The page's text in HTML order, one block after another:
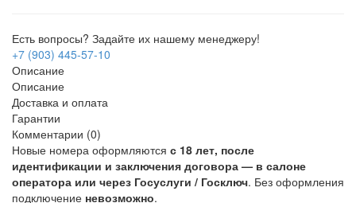
Есть вопросы? Задайте их нашему менеджеру!
+7 (903) 445-57-10
Описание
Описание
Доставка и оплата
Гарантии
Комментарии (0)
Новые номера оформляются с 18 лет, после
идентификации и заключения договора — в салоне
оператора или через Госуслуги / Госключ. Без оформления
подключение невозможно.